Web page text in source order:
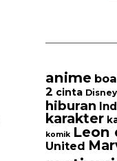
anime
2 cinta Disney
hiburan
karakter
komik Leon
United